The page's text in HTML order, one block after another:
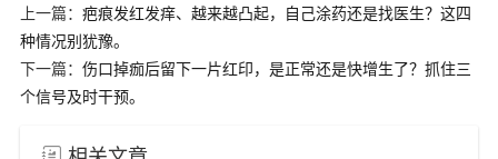
上一篇： 疤痕发红发痒、越来越凸起，自己涂药还是找医生？这四
种情况别犹豫。
下一篇： 伤口掉痂后留下一片红印，是正常还是快增生了？抓住三
个信号及时干预。